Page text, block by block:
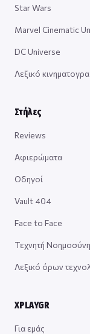
Star Wars
Marvel Cinematic
DC Universe
Λεξικό
Στήλες
Reviews
Αφιερώματα
Οδηγοί
Vault 404
Face to Face
Τεχνητή Νοημοσύνη
Λεξικό όρων
XPLAYGR
Για εμάς